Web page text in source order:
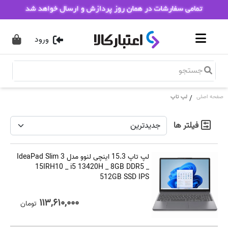
ورود
صفحه اصلی / لپ تاپ
فیلتر ها
لپ تاپ 15.3 اینچی لنوو مدل IdeaPad Slim 3
15IRH10 _ i5 13420H _ 8GB DDR5 _
512GB SSD IPS
۱۱۳,۶۱۰,۰۰۰ تومان